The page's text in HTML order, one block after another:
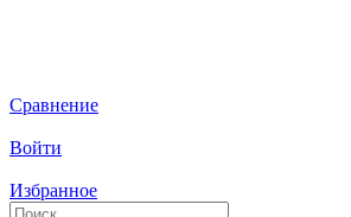
Сравнение
Войти
Избранное